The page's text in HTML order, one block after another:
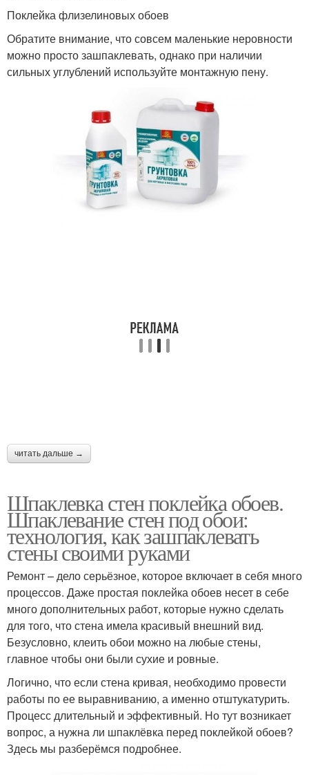
Поклейка флизелиновых обоев
Обратите внимание, что совсем маленькие неровности
можно просто зашпаклевать, однако при наличии
сильных углублений используйте монтажную пену.
читать дальше →
Шпаклевка стен поклейка обоев.
Шпаклевание стен под обои:
технология, как зашпаклевать
стены своими руками
Ремонт – дело серьёзное, которое включает в себя много
процессов. Даже простая поклейка обоев несет в себе
много дополнительных работ, которые нужно сделать
для того, что стена имела красивый внешний вид.
Безусловно, клеить обои можно на любые стены,
главное чтобы они были сухие и ровные.
Логично, что если стена кривая, необходимо провести
работы по ее выравниванию, а именно отштукатурить.
Процесс длительный и эффективный. Но тут возникает
вопрос, а нужна ли шпаклёвка перед поклейкой обоев?
Здесь мы разберёмся подробнее.